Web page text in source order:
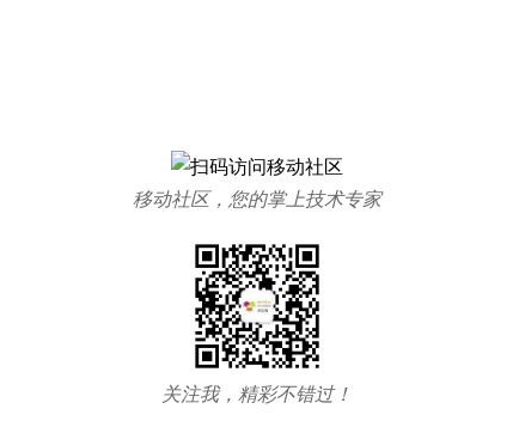
移动社区，您的掌上技术专家
关注我，精彩不错过！